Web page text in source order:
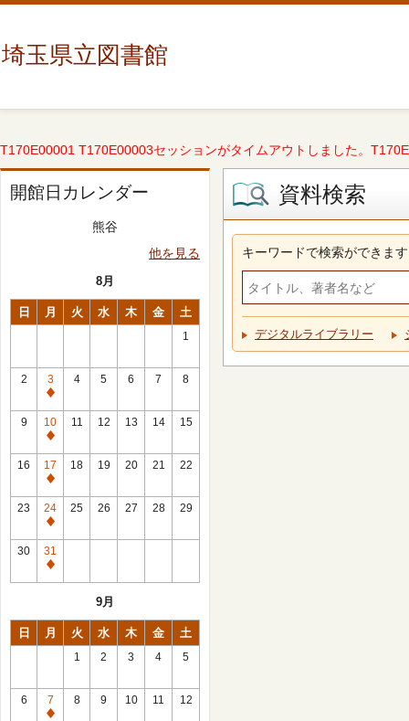
埼玉県立図書館
T170E00001 T170E00003セッションがタイムアウトしました。
開館日カレンダー
熊谷
他を見る
8月
日 月 火 水 木 金 土
1
2
3
休
館
日
4 5 6 7 8
9
10
休
館
日
11 12 13 14 15
16
17
休
館
日
18 19 20 21 22
23
24
休
館
日
25 26 27 28 29
30
31
休
9月
日 月 火 水 木 金 土
1 2 3 4 5
6
7
休
8 9 10 11 12
資料検索
キーワードで検索ができます
デジタルライブラリー